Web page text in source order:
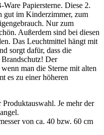
Papiersterne. Diese 2.
gut im Kinderzimmer, zum
Nur zum
Außerdem sind bei diesen
Das Leuchtmittel hängt mit
sorgt dafür, dass die
Der
man die Sterne mit alten
es zu einer höheren
Je mehr der
von ca. 40 bzw. 60 cm